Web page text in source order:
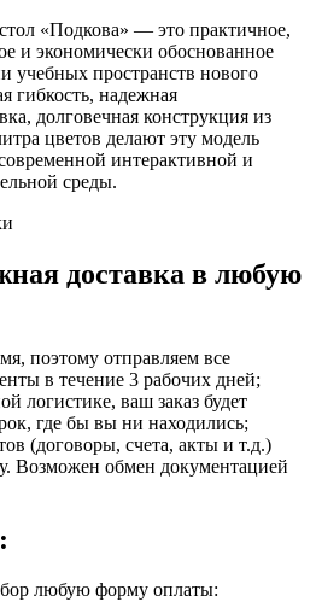
«Подкова» — это практичное,
и экономически обоснованное
учебных пространств нового
гибкость, надежная
долговечная конструкция из
цветов делают эту модель
интерактивной и
среды.
доставка в любую
поэтому отправляем все
в течение 3 рабочих дней;
логистике, ваш заказ будет
где бы вы ни находились;
(договоры, счета, акты и т.д.)
Возможен обмен документацией
любую форму оплаты: